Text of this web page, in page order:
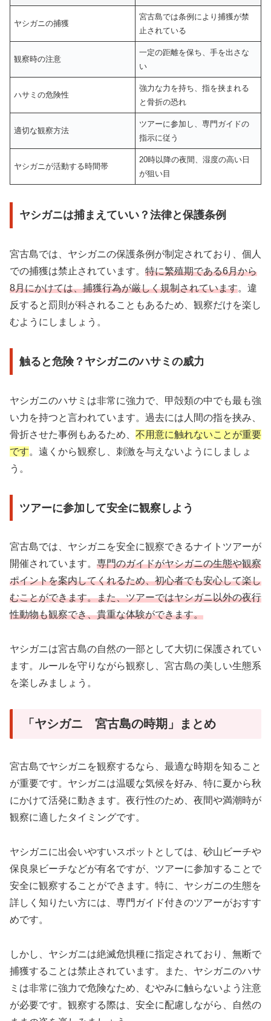
ヤシガニの捕獲
宮古島では条例により捕獲が禁
止されている
観察時の注意
一定の距離を保ち、手を出さな
い
ハサミの危険性
強力な力を持ち、指を挟まれる
と骨折の恐れ
適切な観察方法
ツアーに参加し、専門ガイドの
指示に従う
ヤシガニが活動する時間帯
20時以降の夜間、湿度の高い日
が狙い目
ヤシガニは捕まえていい？法律と保護条例
宮古島では、ヤシガニの保護条例が制定されており、個人
での捕獲は禁止されています。 特に繁殖期である6月から
8月にかけては、捕獲行為が厳しく規制されています。違
反すると罰則が科されることもあるため、観察だけを楽し
むようにしましょう。
触ると危険？ヤシガニのハサミの威力
ヤシガニのハサミは非常に強力で、甲殻類の中でも最も強
い力を持つと言われています。過去には人間の指を挟み、
骨折させた事例もあるため、 不用意に触れないことが重要
です。遠くから観察し、刺激を与えないようにしましょ
う。
ツアーに参加して安全に観察しよう
宮古島では、ヤシガニを安全に観察できるナイトツアーが
開催されています。 専門のガイドがヤシガニの生態や観察
ポイントを案内してくれるため、初心者でも安心して楽し
むことができます。また、ツアーではヤシガニ以外の夜行
性動物も観察でき、貴重な体験ができます。
ヤシガニは宮古島の自然の一部として大切に保護されてい
ます。ルールを守りながら観察し、宮古島の美しい生態系
を楽しみましょう。
「ヤシガニ 宮古島の時期」まとめ
宮古島でヤシガニを観察するなら、最適な時期を知ること
が重要です。ヤシガニは温暖な気候を好み、特に夏から秋
にかけて活発に動きます。夜行性のため、夜間や満潮時が
観察に適したタイミングです。
ヤシガニに出会いやすいスポットとしては、砂山ビーチや
保良泉ビーチなどが有名ですが、ツアーに参加することで
安全に観察することができます。特に、ヤシガニの生態を
詳しく知りたい方には、専門ガイド付きのツアーがおすす
めです。
しかし、ヤシガニは絶滅危惧種に指定されており、無断で
捕獲することは禁止されています。また、ヤシガニのハサ
ミは非常に強力で危険なため、むやみに触らないよう注意
が必要です。観察する際は、安全に配慮しながら、自然の